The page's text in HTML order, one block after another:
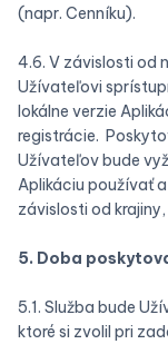
(napr. Cenníku).
4.6. V závislosti od
Užívateľovi
lokálne verzie
registrácie.
Užívateľov bude
Aplikáciu používať
závislosti od
5. Doba
5.1. Služba bude
ktoré si zvolil pri